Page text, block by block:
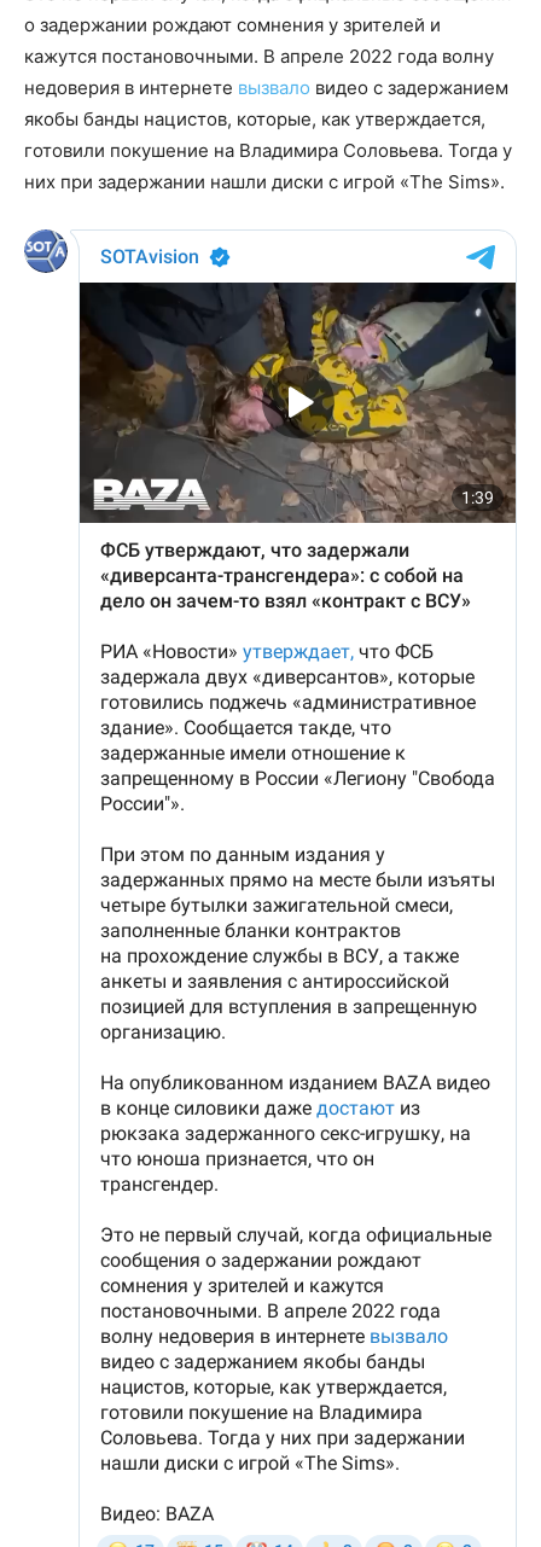
о задержании рождают сомнения у зрителей и
кажутся постановочными. В апреле 2022 года волну
недоверия в интернете вызвало видео с задержанием
якобы банды нацистов, которые, как утверждается,
готовили покушение на Владимира Соловьева. Тогда у
них при задержании нашли диски с игрой «The Sims».